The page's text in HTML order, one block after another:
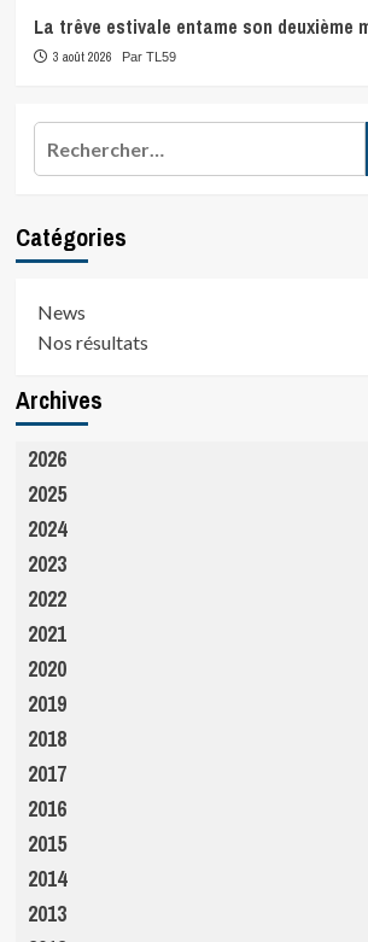
La trêve estivale entame son deuxième
3 août 2026 Par TL59
Catégories
News
Nos résultats
Archives
2026
2025
2024
2023
2022
2021
2020
2019
2018
2017
2016
2015
2014
2013